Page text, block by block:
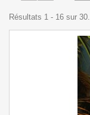
Résultats 1 - 16 sur 30.